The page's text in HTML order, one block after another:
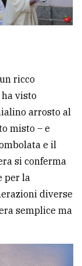
ricco
visto
arrosto al
misto – e
e il
si conferma
per la
diverse
semplice ma